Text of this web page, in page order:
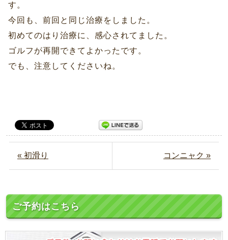
す。
今回も、前回と同じ治療をしました。
初めてのはり治療に、感心されてました。
ゴルフが再開できてよかったです。
でも、注意してくださいね。
« 初滑り コンニャク »
ご予約はこちら